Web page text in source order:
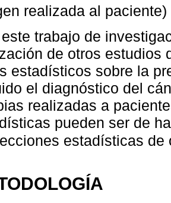
realizada al paciente)
trabajo de
de otros estudios
estadísticos sobre la
el diagnóstico del
realizadas a
pueden ser de
estadísticas